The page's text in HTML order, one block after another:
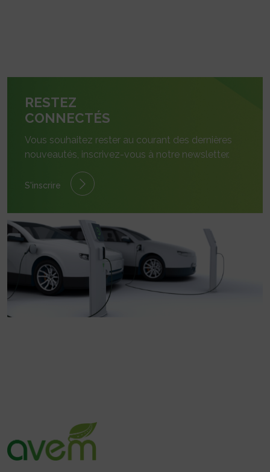
RESTEZ
CONNECTÉS
Vous souhaitez rester au courant des dernières
nouveautés, inscrivez-vous à notre newsletter.
S'inscrire